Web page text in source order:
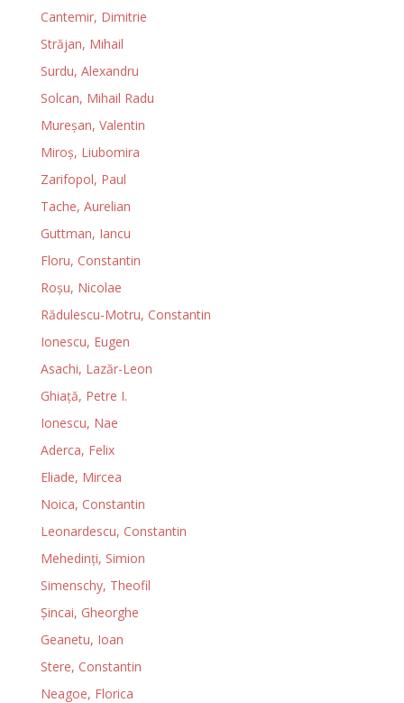
Cantemir, Dimitrie
Străjan, Mihail
Surdu, Alexandru
Solcan, Mihail Radu
Mureșan, Valentin
Miroş, Liubomira
Zarifopol, Paul
Tache, Aurelian
Guttman, Iancu
Floru, Constantin
Roșu, Nicolae
Rădulescu-Motru, Constantin
Ionescu, Eugen
Asachi, Lazăr-Leon
Ghiaţă, Petre I.
Ionescu, Nae
Aderca, Felix
Eliade, Mircea
Noica, Constantin
Leonardescu, Constantin
Mehedinţi, Simion
Simenschy, Theofil
Şincai, Gheorghe
Geanetu, Ioan
Stere, Constantin
Neagoe, Florica